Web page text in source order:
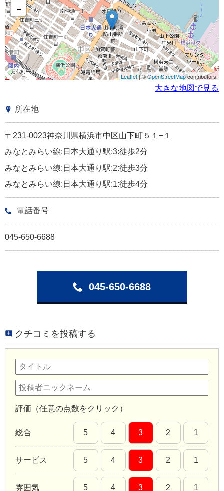
-
Leaflet| ©OpenStreetMapcontributors
大きな地図で見る
所在地
〒231-0023神奈川県横浜市中区山下町５１−１
みなとみらい線:日本大通り駅:3:徒歩2分
みなとみらい線:日本大通り駅:2:徒歩3分
みなとみらい線:日本大通り駅:1:徒歩4分
電話番号
045-650-6688
045-650-6688
クチコミを投稿する
評価（任意の点数をクリック）
総合 5 4 3 2 1
サービス 5 4 3 2 1
雰囲気 5 4 3 2 1